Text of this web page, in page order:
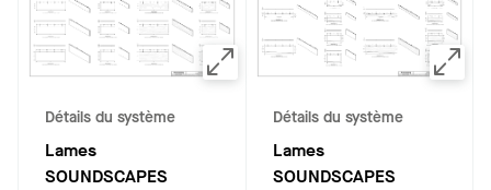
Détails du système
Lames
SOUNDSCAPES
Détails du système
Lames
SOUNDSCAPES